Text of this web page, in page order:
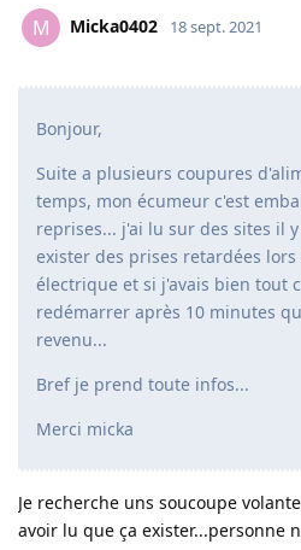
M Micka0402 18 sept. 2021
Bonjour,
Suite a plusieurs coupures
temps, mon écumeur c'est
reprises... j'ai lu sur des sites il
exister des prises retardées
électrique et si j'avais bien tout
redémarrer après 10 minutes
revenu...
Bref je prend toute infos...
Merci micka
Je recherche uns soucoupe
avoir lu que ça exister...personne